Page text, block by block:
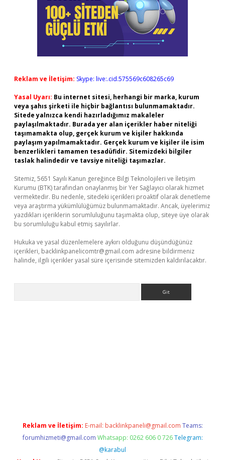
Reklam ve İletişim: Skype: live:.cid.575569c608265c69
Yasal Uyarı: Bu internet sitesi, herhangi bir marka, kurum
veya şahıs şirketi ile hiçbir bağlantısı bulunmamaktadır.
Sitede yalnızca kendi hazırladığımız makaleler
paylaşılmaktadır. Burada yer alan içerikler haber niteliği
taşımamakta olup, gerçek kurum ve kişiler hakkında
paylaşım yapılmamaktadır. Gerçek kurum ve kişiler ile isim
benzerlikleri tamamen tesadüfidir. Sitemizdeki bilgiler
taslak halindedir ve tavsiye niteliği taşımazlar.
Sitemiz, 5651 Sayılı Kanun gereğince Bilgi Teknolojileri ve İletişim
Kurumu (BTK) tarafından onaylanmış bir Yer Sağlayıcı olarak hizmet
vermektedir. Bu nedenle, sitedeki içerikleri proaktif olarak denetleme
veya araştırma yükümlülüğümüz bulunmamaktadır. Ancak, üyelerimiz
yazdıkları içeriklerin sorumluluğunu taşımakta olup, siteye üye olarak
bu sorumluluğu kabul etmiş sayılırlar.
Hukuka ve yasal düzenlemelere aykırı olduğunu düşündüğünüz
içerikleri, backlinkpanelicomtr@gmail.com adresine bildirmeniz
halinde, ilgili içerikler yasal süre içerisinde sitemizden kaldırılacaktır.
Reklam ve İletişim: E-mail: backlinkpaneli@gmail.com Teams:
forumhizmeti@gmail.com Whatsapp: 0262 606 0 726 Telegram:
@karabul